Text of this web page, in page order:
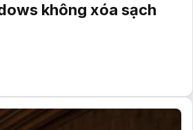
không xóa sạch